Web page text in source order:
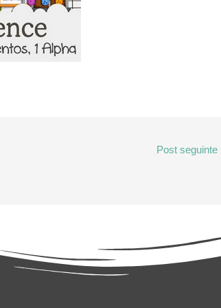
Post seguinte